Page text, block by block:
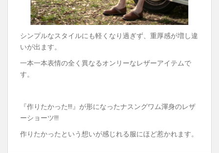
シンプルなスタイルにも軽くなり過ぎず、重厚感が増し違
いが出ます。
一本一本表情の全く異なるオンリーなレザーアイテムで
す。
『作りたかった!!!』が形になったナスングワム渾身のレザ
ーショーツ!!!
作りたかったという想いが感じれる服にほど惹かれます。